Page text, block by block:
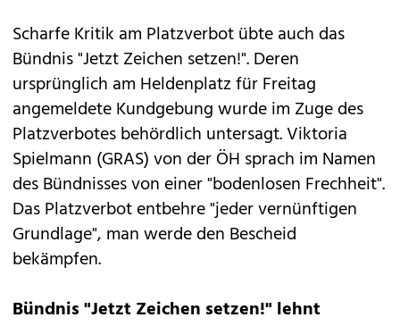
Scharfe Kritik am Platzverbot übte auch das
Bündnis "Jetzt Zeichen setzen!". Deren
ursprünglich am Heldenplatz für Freitag
angemeldete Kundgebung wurde im Zuge des
Platzverbotes behördlich untersagt. Viktoria
Spielmann (GRAS) von der ÖH sprach im Namen
des Bündnisses von einer "bodenlosen Frechheit".
Das Platzverbot entbehre "jeder vernünftigen
Grundlage", man werde den Bescheid
bekämpfen.
Bündnis "Jetzt Zeichen setzen!" lehnt